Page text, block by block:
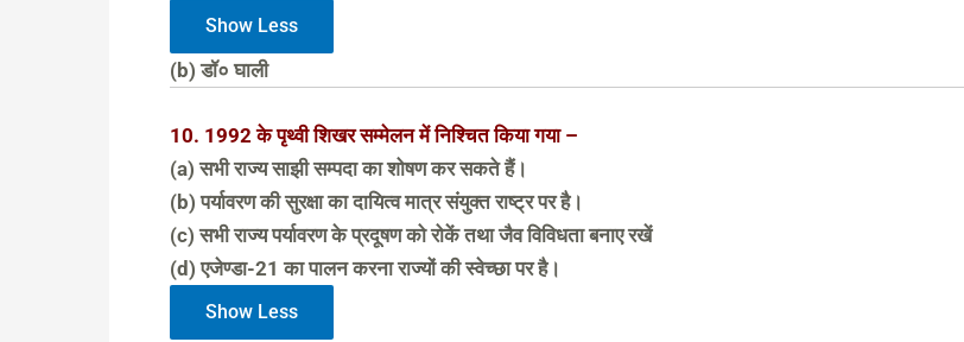
Show Less
(b) डॉ० घाली
10. 1992 के पृथ्वी शिखर सम्मेलन में निश्चित किया गया –
(a) सभी राज्य साझी सम्पदा का शोषण कर सकते हैं।
(b) पर्यावरण की सुरक्षा का दायित्व मात्र संयुक्त राष्ट्र पर है।
(c) सभी राज्य पर्यावरण के प्रदूषण को रोकें तथा जैव विविधता बनाए रखें
(d) एजेण्डा-21 का पालन करना राज्यों की स्वेच्छा पर है।
Show Less